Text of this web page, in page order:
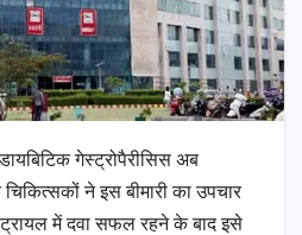
गेस्ट्रोपैरीसिस अब
ने इस बीमारी का उपचार
में दवा सफल रहने के बाद इसे